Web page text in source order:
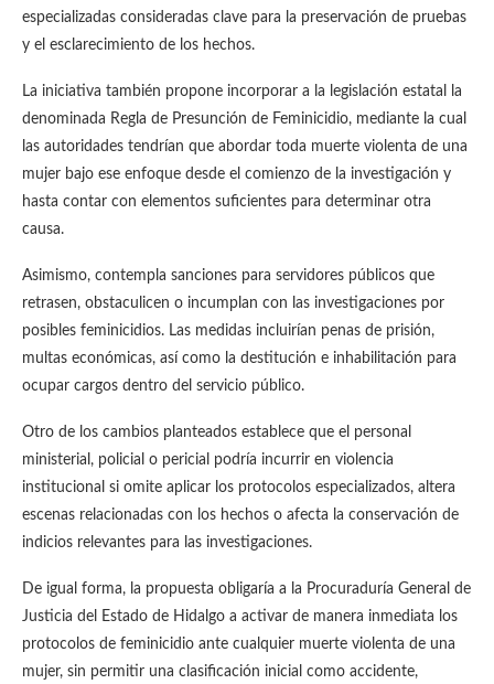
especializadas consideradas clave para la preservación de pruebas
y el esclarecimiento de los hechos.
La iniciativa también propone incorporar a la legislación estatal la
denominada Regla de Presunción de Feminicidio, mediante la cual
las autoridades tendrían que abordar toda muerte violenta de una
mujer bajo ese enfoque desde el comienzo de la investigación y
hasta contar con elementos suficientes para determinar otra
causa.
Asimismo, contempla sanciones para servidores públicos que
retrasen, obstaculicen o incumplan con las investigaciones por
posibles feminicidios. Las medidas incluirían penas de prisión,
multas económicas, así como la destitución e inhabilitación para
ocupar cargos dentro del servicio público.
Otro de los cambios planteados establece que el personal
ministerial, policial o pericial podría incurrir en violencia
institucional si omite aplicar los protocolos especializados, altera
escenas relacionadas con los hechos o afecta la conservación de
indicios relevantes para las investigaciones.
De igual forma, la propuesta obligaría a la Procuraduría General de
Justicia del Estado de Hidalgo a activar de manera inmediata los
protocolos de feminicidio ante cualquier muerte violenta de una
mujer, sin permitir una clasificación inicial como accidente,